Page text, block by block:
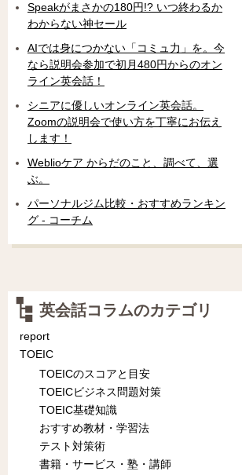
Speakがまさかの180円!? いつ終わるか
わからない神セール
AIでは身につかない「コミュ力」を。今
なら説明会参加で初月480円からのオン
ライン英会話！
シニアに優しいオンライン英会話。
Zoomの説明会で使い方を丁寧にお伝え
します！
Weblioケア からだのこと、調べて、選
ぶ。
パーソナルジム比較・おすすめランキン
グ - コーチム
英会話コラムのカテゴリ
report
TOEIC
TOEICのスコアと目安
TOEICビジネス問題対策
TOEIC基礎知識
おすすめ教材・学習法
テスト対策術
書籍・サービス・塾・講師